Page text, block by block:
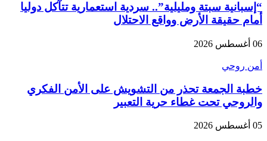
“إسبانية سبتة ومليلية”.. سردية استعمارية تتآكل دوليا
أمام حقيقة الأرض وواقع الاحتلال
06 أغسطس 2026
أمن روحي
خطبة الجمعة تحذر من التشويش على الأمن الفكري
والروحي تحت غطاء حرية التعبير
05 أغسطس 2026